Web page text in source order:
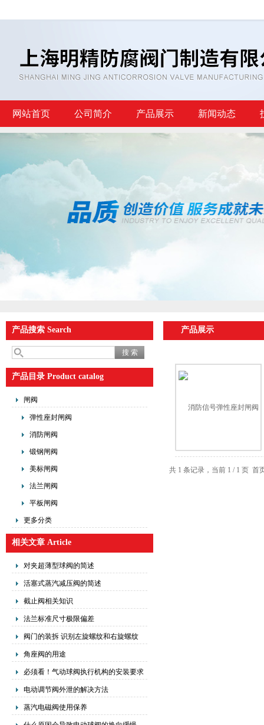
网站首页 公司简介 产品展示 新闻动态
产品搜索 Search
产品目录 Product catalog
闸阀
弹性座封闸阀
消防闸阀
锻钢闸阀
美标闸阀
法兰闸阀
平板闸阀
更多分类
相关文章 Article
对夹超薄型球阀的简述
活塞式蒸汽减压阀的简述
截止阀相关知识
法兰标准尺寸极限偏差
阀门的装拆 识别左旋螺纹和右旋螺纹
角座阀的用途
必须看！气动球阀执行机构的安装要求
和注意事项了解
电动调节阀外泄的解决方法
蒸汽电磁阀使用保养
产品展示
共 1 条记录，当前 1 / 1 页